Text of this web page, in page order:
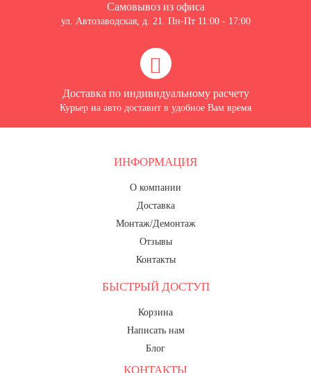
Самовывоз из офиса
ул. Автозаводская, д. 21. Пн-Пт 11:00 - 17:00
Доставка по индивидуальному расчету
Курьер на авто доставит в удобное Вам время
ИНФОРМАЦИЯ
О компании
Доставка
Монтаж/Демонтаж
Отзывы
Контакты
БЫСТРЫЙ ДОСТУП
Корзина
Написать нам
Блог
КОНТАКТЫ